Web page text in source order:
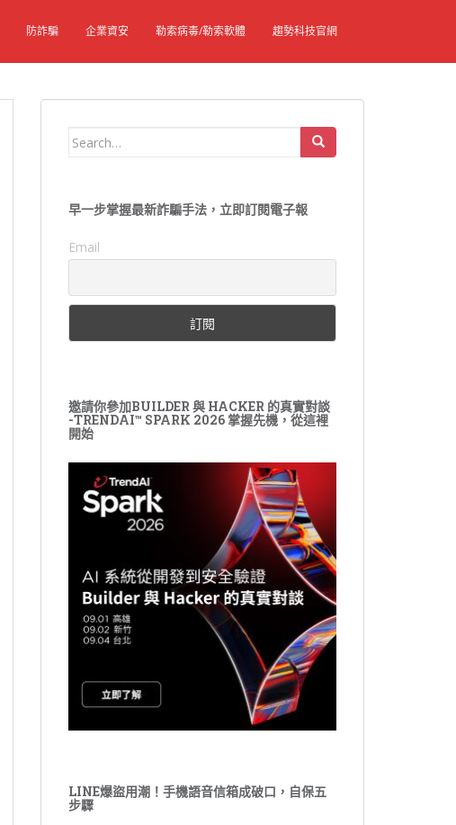
防詐騙 企業資安 勒索病毒/勒索軟體 趨勢科技官網
Search
早一步掌握最新詐騙手法，立即訂閱電子報
Email
邀請你參加BUILDER 與 HACKER 的真實對談
-TRENDAI™ SPARK 2026 掌握先機，從這裡
開始
LINE爆盜用潮！手機語音信箱成破口，自保五
步驟